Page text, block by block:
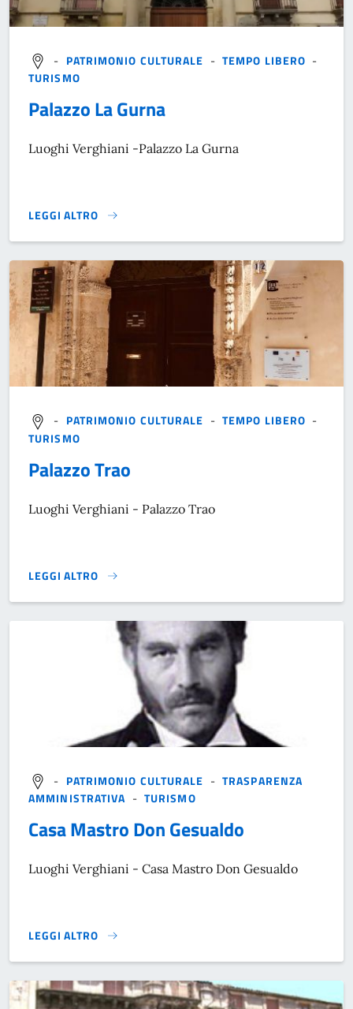
- PATRIMONIO CULTURALE -TEMPO LIBERO -
TURISMO
Palazzo La Gurna
Luoghi Verghiani -Palazzo La Gurna
LEGGI ALTRO
}
- PATRIMONIO CULTURALE -TEMPO LIBERO -
TURISMO
Palazzo Trao
Luoghi Verghiani - Palazzo Trao
LEGGI ALTRO
}
- PATRIMONIO CULTURALE -TRASPARENZA
AMMINISTRATIVA - TURISMO
Casa Mastro Don Gesualdo
Luoghi Verghiani - Casa Mastro Don Gesualdo
LEGGI ALTRO
}